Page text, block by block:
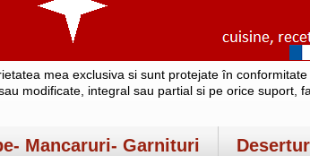
mea exclusiva si sunt protejate în
modificate, integral sau partial si pe orice suport,
Mancaruri- Garnituri